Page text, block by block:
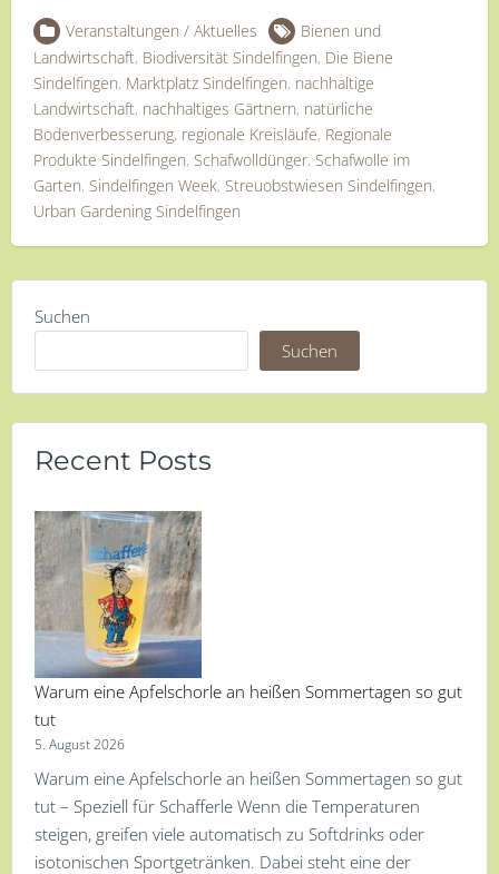
Veranstaltungen / Aktuelles
Bienen und
Landwirtschaft, Biodiversität Sindelfingen, Die Biene
Sindelfingen, Marktplatz Sindelfingen, nachhaltige
Landwirtschaft, nachhaltiges Gärtnern, natürliche
Bodenverbesserung, regionale Kreisläufe, Regionale
Produkte Sindelfingen, Schafwolldünger, Schafwolle im
Garten, Sindelfingen Week, Streuobstwiesen Sindelfingen,
Urban Gardening Sindelfingen
Suchen
Suchen
Recent Posts
Warum eine Apfelschorle an heißen Sommertagen so gut
tut
5. August 2026
Warum eine Apfelschorle an heißen Sommertagen so gut
tut – Speziell für Schafferle Wenn die Temperaturen
steigen, greifen viele automatisch zu Softdrinks oder
isotonischen Sportgetränken. Dabei steht eine der